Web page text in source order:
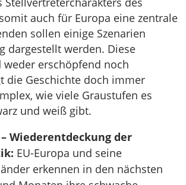
auch für Europa eine zentrale
sollen einige Szenarien
dargestellt werden. Diese
weder erschöpfend noch
die Geschichte doch immer
wie viele Graustufen es
und weiß gibt.
Wiederentdeckung der
EU-Europa und seine
erkennen in den nächsten